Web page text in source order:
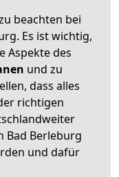
beachten bei
Es ist wichtig,
Aspekte des
und zu
dass alles
richtigen
Bad Berleburg
und dafür